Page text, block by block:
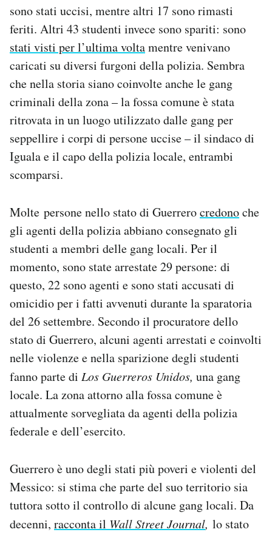
sono stati uccisi, mentre altri 17 sono rimasti
feriti. Altri 43 studenti invece sono spariti: sono
stati visti per l’ultima voltamentre venivano
caricati su diversi furgoni della polizia. Sembra
che nella storia siano coinvolte anche le gang
criminali della zona – la fossa comune è stata
ritrovata in un luogo utilizzato dalle gang per
seppellire i corpi di persone uccise – il sindaco di
Iguala e il capo della polizia locale, entrambi
scomparsi.
Molte persone nello stato di Guerrerocredonoche
gli agenti della polizia abbiano consegnato gli
studenti a membri delle gang locali. Per il
momento, sono state arrestate 29 persone: di
questo, 22 sono agenti e sono stati accusati di
omicidio per i fatti avvenuti durante la sparatoria
del 26 settembre. Secondo il procuratore dello
stato di Guerrero, alcuni agenti arrestati e coinvolti
nelle violenze e nella sparizione degli studenti
fanno parte di Los Guerreros Unidos, una gang
locale. La zona attorno alla fossa comune è
attualmente sorvegliata da agenti della polizia
federale e dell’esercito.
Guerrero è uno degli stati più poveri e violenti del
Messico: si stima che parte del suo territorio sia
tuttora sotto il controllo di alcune gang locali. Da
decenni, racconta il Wall Street Journal, lo stato